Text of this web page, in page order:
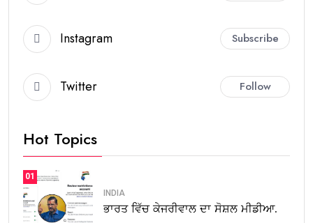
Instagram Subscribe
Twitter Follow
Hot Topics
01
INDIA
ਭਾਰਤ ਵਿੱਚ ਕੇਜਰੀਵਾਲ ਦਾ ਸੋਸ਼ਲ ਮੀਡੀਆ.